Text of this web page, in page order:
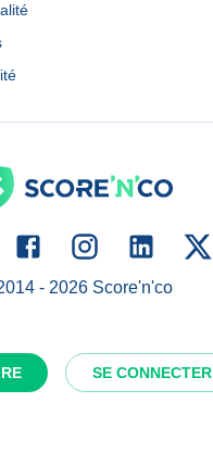
SE CONNECTER
- 2026Score'n'co